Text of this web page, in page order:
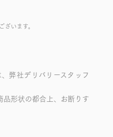
います。
弊社デリバリースタッフ
品形状の都合上、お断りす